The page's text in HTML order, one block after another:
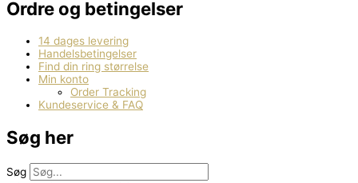
Ordre og betingelser
14 dages levering
Handelsbetingelser
Find din ring størrelse
Min konto
Order Tracking
Kundeservice & FAQ
Søg her
Søg